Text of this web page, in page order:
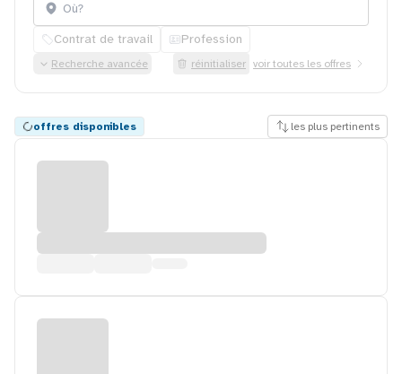
Contrat de travail Profession
Recherche avancée réinitialiser voir toutes les offres
offres disponibles les plus pertinents